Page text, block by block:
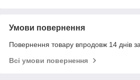
Умови повернення
Повернення товару впродовж 14 днів
Всі умови повернення